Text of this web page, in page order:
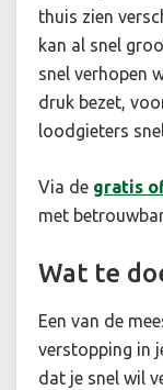
thuis zien
kan al snel
snel verhopen
druk bezet,
loodgieters
Via de gratis
met
Wat te
Een van de
verstopping in
dat je snel wil